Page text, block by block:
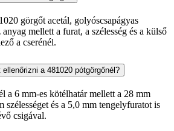
görgőt acetál, golyóscsapágyas
mellett a furat, a szélesség és a külső
a cserénél.
a 481020 pótgörgőnél?
a 6 mm-es kötélhatár mellett a 28 mm
szélességet és a 5,0 mm tengelyfuratot is
csigával.